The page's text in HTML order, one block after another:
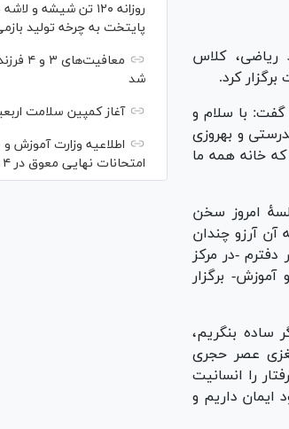
ریاضی، کلاس
کرد.
گفت: با سلام و
و بهروزی
خانه همه ما
امروز سخن
آن آرزو چندان
-در مرکز
برگزار
ساده بنگریم،
عصر حجری
را انسانیت
ایمان داریم و
روزانه ۱۲۰ تن شیشه
پایتخت به چرخه تولید
شد
آغاز کمپین سلامت
اطلاعیه وزارت آموزش و
امتحانات نهایی معوق در ۴ استان جنوبی کشور